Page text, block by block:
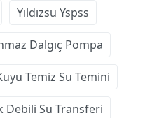
Yıldızsu Yspss
Dalgıç Pompa
Temiz Su Temini
Debili Su Transferi